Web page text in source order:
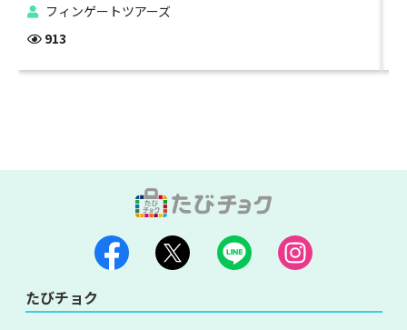
フィンゲートツアーズ
913
たびチョク